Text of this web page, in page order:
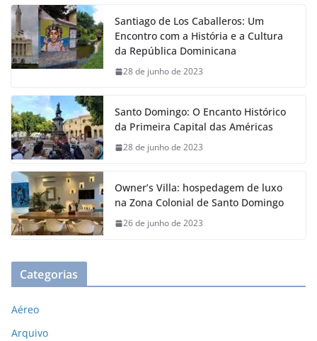
Santiago de Los Caballeros: Um
Encontro com a História e a Cultura
da República Dominicana
28 de junho de 2023
Santo Domingo: O Encanto Histórico
da Primeira Capital das Américas
28 de junho de 2023
Owner’s Villa: hospedagem de luxo
na Zona Colonial de Santo Domingo
26 de junho de 2023
Categorias
Aéreo
Arquivo